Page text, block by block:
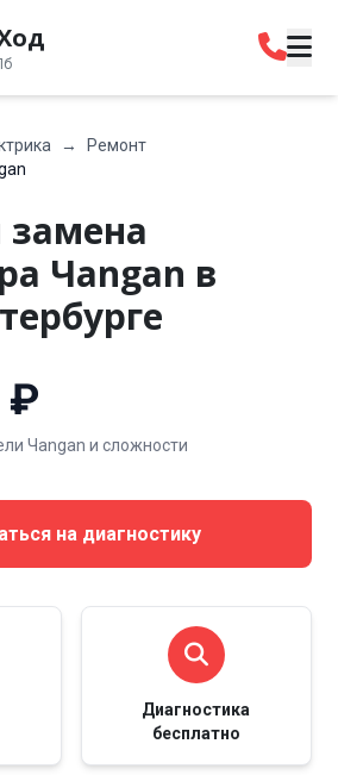
→
Ремонт
замена
Чangan в
₽
Чangan и сложности
на диагностику
Диагностика
бесплатно